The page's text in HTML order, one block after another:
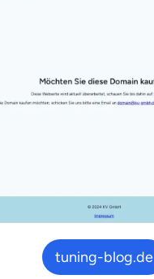
tuning-blog.de